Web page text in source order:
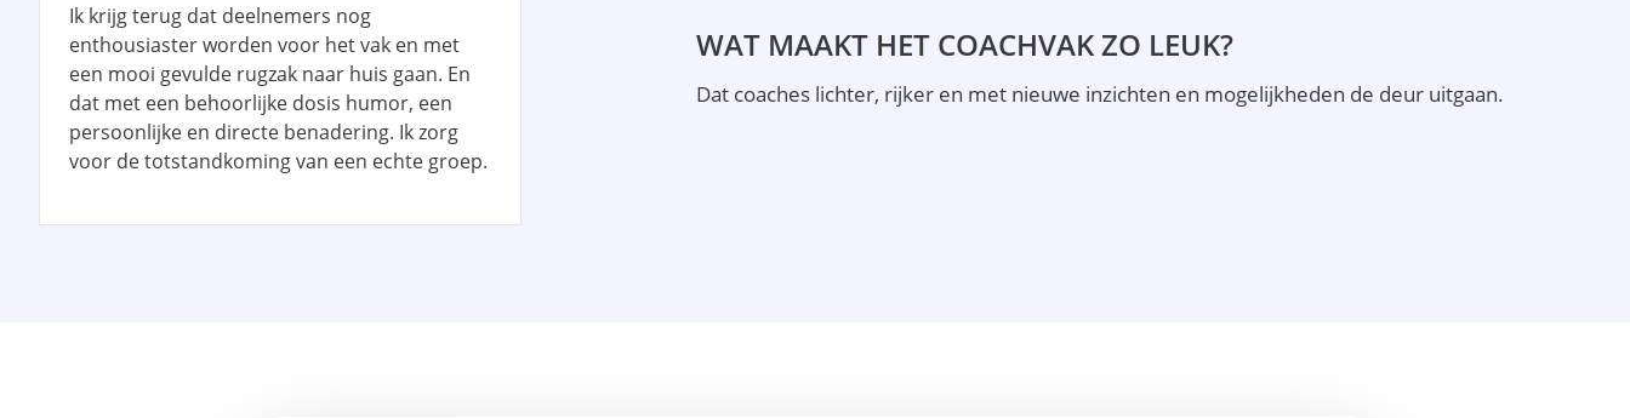
WAT MAAKT HET COACHVAK ZO LEUK?
Dat coaches lichter, rijker en met nieuwe inzichten en mogelijkheden de deur uitgaan.
Ik krijg terug dat deelnemers nog
enthousiaster worden voor het vak en met
een mooi gevulde rugzak naar huis gaan. En
dat met een behoorlijke dosis humor, een
persoonlijke en directe benadering. Ik zorg
voor de totstandkoming van een echte groep.